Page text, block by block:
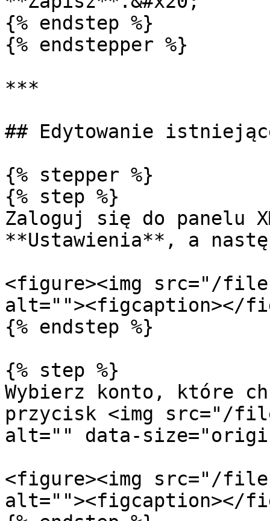
{% endstep %}
{% endstepper %}
***
## Edytowanie
{% stepper %}
{% step %}
Zaloguj się do panelu
**Ustawienia**, a
<figure><img src="/
alt=""><figcaption></
{% endstep %}
{% step %}
Wybierz konto, które
przycisk <img src="/
alt="" data-
<figure><img src="/files/
alt=""><figcaption></